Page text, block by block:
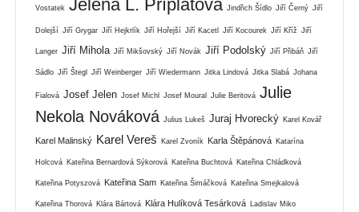
Vostatek Jelena L. Příplatová Jindřich Šídlo Jiří Černý Jiří
Dolejší Jiří Grygar Jiří Hejkrlík Jiří Hořejší Jiří Kacetl Jiří Kocourek Jiří Kříž Jiří
Langer Jiří Mihola Jiří Mikšovský Jiří Novák Jiří Podolský Jiří Přibáň Jiří
Sádlo Jiří Štegl Jiří Weinberger Jiří Wiedermann Jitka Lindová Jitka Slabá Johana
Fialová Josef Jelen Josef Michl Josef Moural Julie Beritová Julie
Nekola Nováková Julius Lukeš Juraj Hvorecký Karel Kovář
Karel Malinský Karel Vereš Karel Zvoník Karla Štěpánová Katarína
Holcová Kateřina Bernardová Sýkorová Kateřina Buchtová Kateřina Chládková
Kateřina Potyszová Kateřina Sam Kateřina Šimáčková Kateřina Smejkalová
Kateřina Thorová Klára Bártová Klára Hulíková Tesárková Ladislav Miko